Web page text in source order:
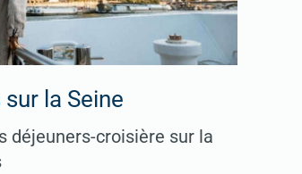
la Seine
déjeuners-croisière sur la